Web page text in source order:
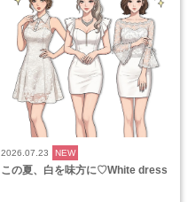
2026.07.23 NEW
この夏、白を味方に♡White dress